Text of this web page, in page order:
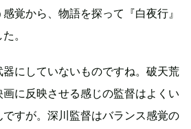
覚から、物語を探って『白夜行』
。
にしていないものですね。破天荒
に反映させる感じの監督はよくい
すが。深川監督はバランス感覚の